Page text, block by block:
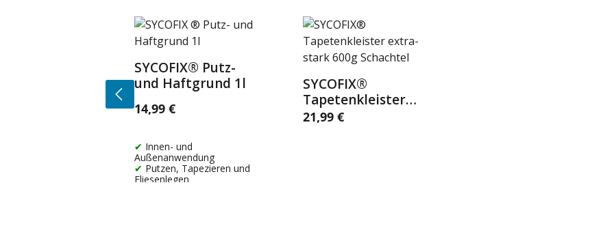
Produktgalerie überspringen
Details
SYCOFIX® Putz-
und Haftgrund 1l
Regulärer Preis:
14,99 €
Innen- und
Außenanwendung
Putzen, Tapezieren und
Fliesenlegen
Details
SYCOFIX®
Tapetenkleister
extra-stark 600g
Regulärer Preis:
21,99 €